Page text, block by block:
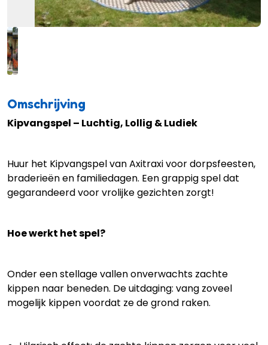
Omschrijving
Kipvangspel – Luchtig, Lollig & Ludiek
Huur het Kipvangspel van Axitraxi voor dorpsfeesten,
braderieën en familiedagen. Een grappig spel dat
gegarandeerd voor vrolijke gezichten zorgt!
Hoe werkt het spel?
Onder een stellage vallen onverwachts zachte
kippen naar beneden. De uitdaging: vang zoveel
mogelijk kippen voordat ze de grond raken.